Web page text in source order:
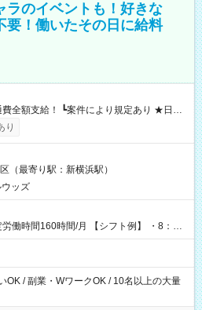
ラのイベントも！好きな
！働いたその日に給料
┗働いたその日に現金GET♪ お仕事後はコ
引き落とせます！ 【試用期間】試
り
（最寄り駅：新横浜駅）
ッズ
時間/月 【シフト例】 ・8：00
OK / 副業・WワークOK / 10名以上の大量